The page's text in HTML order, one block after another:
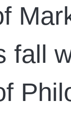
fall